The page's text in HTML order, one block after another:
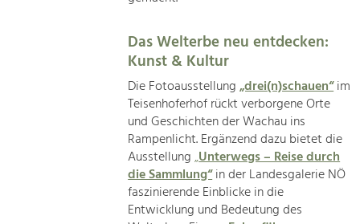
Das Welterbe neu entdecken:
Kunst & Kultur
Die Fotoausstellung„drei(n)schauen“im
Teisenhoferhof rückt verborgene Orte
und Geschichten der Wachau ins
Rampenlicht. Ergänzend dazu bietet die
Ausstellung„Unterwegs – Reise durch
die Sammlung“in der Landesgalerie NÖ
faszinierende Einblicke in die
Entwicklung und Bedeutung des